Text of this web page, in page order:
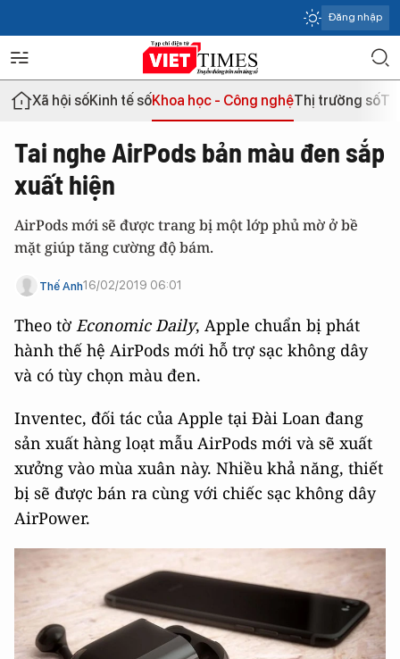
Đăng nhập
Xã hội sốKinh tế sốKhoa học - Công nghệThị trường số
Tai nghe AirPods bản màu đen sắp
xuất hiện
AirPods mới sẽ được trang bị một lớp phủ mờ ở bề
mặt giúp tăng cường độ bám.
Thế Anh16/02/2019 06:01
Theo tờ Economic Daily, Apple chuẩn bị phát
hành thế hệ AirPods mới hỗ trợ sạc không dây
và có tùy chọn màu đen.
Inventec, đối tác của Apple tại Đài Loan đang
sản xuất hàng loạt mẫu AirPods mới và sẽ xuất
xưởng vào mùa xuân này. Nhiều khả năng, thiết
bị sẽ được bán ra cùng với chiếc sạc không dây
AirPower.